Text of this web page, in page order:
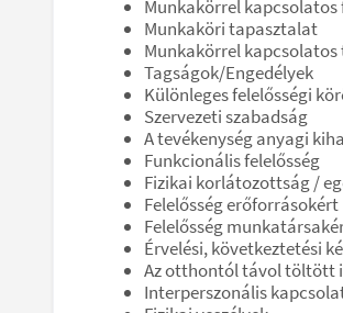
Munkakörrel
Munkaköri tapasztalat
Munkakörrel kapcsolatos
Tagságok/Engedélyek
Különleges felelősségi
Szervezeti szabadság
A tevékenység anyagi
Funkcionális felelősség
Fizikai korlátozottság /
Felelősség erőforrásokért
Felelősség
Érvelési, következtetési
Az otthontól távol töltött
Interperszonális